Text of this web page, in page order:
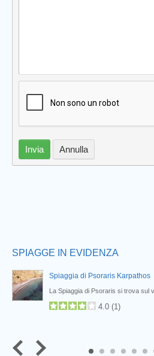
Invia Annulla
SPIAGGE IN EVIDENZA
Spiaggia di Psoraris Karpathos
La Spiaggia di Psoraris si trova sul
4.0 (1)